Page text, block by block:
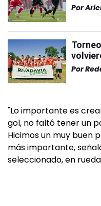
Por
Por
"Lo importante es
gol, no faltó tener un
Hicimos un muy buen
más importante,
seleccionado, en